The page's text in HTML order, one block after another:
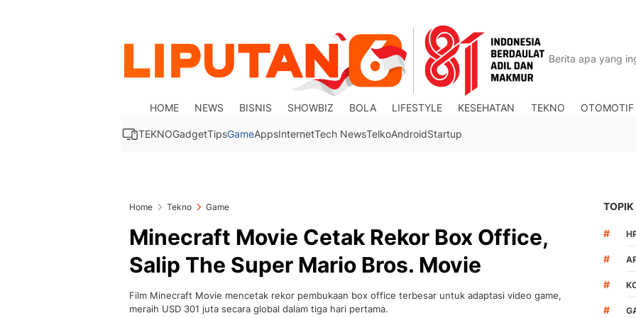
HOME NEWS BISNIS SHOWBIZ BOLA LIFESTYLE KESEHATAN TEKNO OTOMOTIF
TEKNOGadgetTipsGameAppsInternetTech NewsTelkoAndroidStartup
Home Tekno Game
Minecraft Movie Cetak Rekor Box Office,
Salip The Super Mario Bros. Movie
Film Minecraft Movie mencetak rekor pembukaan box office terbesar untuk adaptasi video game,
meraih USD 301 juta secara global dalam tiga hari pertama.
TOPIK
#
#
#
#